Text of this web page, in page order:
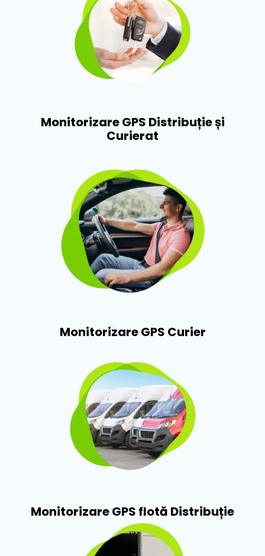
Monitorizare GPS Distribuție și
Curierat
Monitorizare GPS Curier
Monitorizare GPS flotă Distribuție​